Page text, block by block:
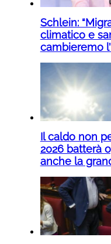
Schlein:
climatico e
cambieremo
Il caldo non
2026 batterà
anche la